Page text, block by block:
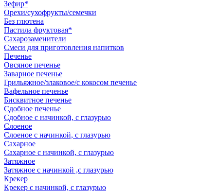
Зефир*
Орехи/сухофрукты/семечки
Без глютена
Пастила фруктовая*
Сахарозаменители
Смеси для приготовления напитков
Печенье
Овсяное печенье
Заварное печенье
Грильяжное/злаковое/с кокосом печенье
Вафельное печенье
Бисквитное печенье
Сдобное печенье
Сдобное с начинкой, с глазурью
Слоеное
Слоеное с начинкой, с глазурью
Сахарное
Сахарное с начинкой, с глазурью
Затяжное
Затяжное с начинкой ,с глазурью
Крекер
Крекер с начинкой, с глазурью